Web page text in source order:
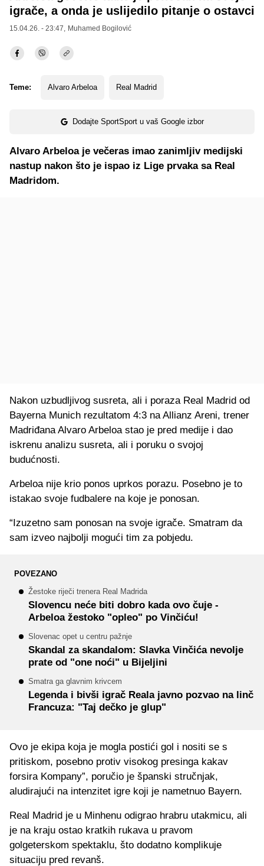
igrače, a onda je uslijedilo pitanje o ostavci
15.04.26. - 23:47, Muhamed Bogilović
Teme: Alvaro Arbeloa Real Madrid
Dodajte SportSport u vaš Google izbor
Alvaro Arbeloa je večeras imao zanimljiv medijski
nastup nakon što je ispao iz Lige prvaka sa Real
Madridom.
Nakon uzbudljivog susreta, ali i poraza Real Madrid od
Bayerna Munich rezultatom 4:3 na Allianz Areni, trener
Madriđana Alvaro Arbeloa stao je pred medije i dao
iskrenu analizu susreta, ali i poruku o svojoj
budućnosti.
Arbeloa nije krio ponos uprkos porazu. Posebno je to
istakao svoje fudbalere na koje je ponosan.
“Izuzetno sam ponosan na svoje igrače. Smatram da
sam izveo najbolji mogući tim za pobjedu.
POVEZANO
Žestoke riječi trenera Real Madrida
Slovencu neće biti dobro kada ovo čuje -
Arbeloa žestoko "opleo" po Vinčiću!
Slovenac opet u centru pažnje
Skandal za skandalom: Slavka Vinčića nevolje
prate od "one noći" u Bijeljini
Smatra ga glavnim krivcem
Legenda i bivši igrač Reala javno pozvao na linč
Francuza: "Taj dečko je glup"
Ovo je ekipa koja je mogla postići gol i nositi se s
pritiskom, posebno protiv visokog presinga kakav
forsira Kompany”, poručio je španski stručnjak,
aludirajući na intenzitet igre koji je nametnuo Bayern.
Real Madrid je u Minhenu odigrao hrabru utakmicu, ali
je na kraju ostao kratkih rukava u pravom
golgeterskom spektaklu, što dodatno komplikuje
situaciju pred revanš.